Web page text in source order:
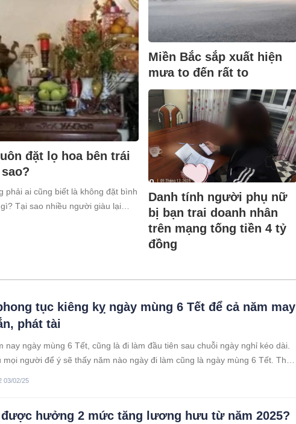
đặt lọ hoa bên trái
phải ai cũng biết là không đặt bình
Tại sao nhiều người giàu lại
Miền Bắc sắp xuất hiện
mưa to đến rất to
Danh tính người phụ nữ
bị bạn trai doanh nhân
trên mạng tống tiền 4 tỷ
đồng
tục kiêng kỵ ngày mùng 6 Tết để cả năm may
phát tài
nay ngày mùng 6 Tết, cũng là đi làm đầu tiên sau chuỗi ngày nghỉ kéo dài.
mọi người để ý sẽ thấy năm nào ngày đi làm cũng là ngày mùng 6 Tết. Thực
03/02/25
hưởng 2 mức tăng lương hưu từ năm 2025?